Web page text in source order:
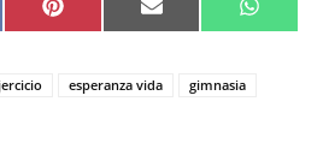
Compartir
en
Pinterest Compartir
en
Email
en
esperanza vida
gimnasia